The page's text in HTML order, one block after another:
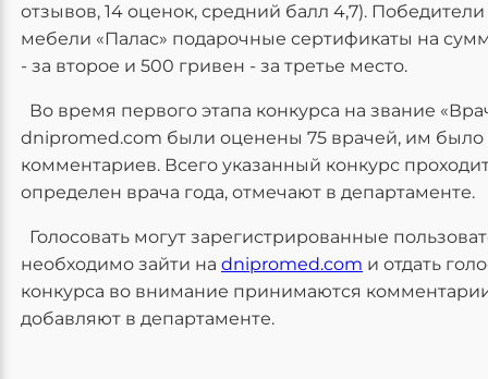
отзывов, 14 оценок, средний балл 4,7).
мебели «Палас» подарочные сертификаты на
- за второе и 500 гривен - за третье место.
Во время первого этапа конкурса на звание
dnipromed.com были оценены 75 врачей, им было
комментариев. Всего указанный конкурс
определен врача года, отмечают в департаменте.
Голосовать могут зарегистрированные
необходимо зайти на dnipromed.com и отдать
конкурса во внимание принимаются
добавляют в департаменте.